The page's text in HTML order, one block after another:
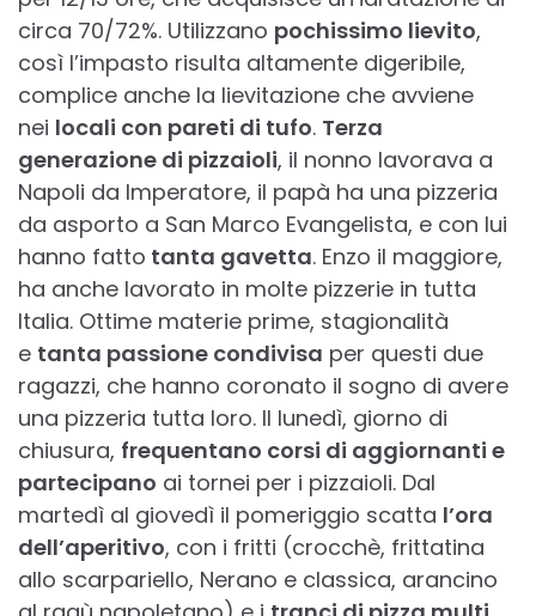
circa 70/72%. Utilizzano pochissimo lievito,
così l’impasto risulta altamente digeribile,
complice anche la lievitazione che avviene
nei locali con pareti di tufo. Terza
generazione di pizzaioli, il nonno lavorava a
Napoli da Imperatore, il papà ha una pizzeria
da asporto a San Marco Evangelista, e con lui
hanno fatto tanta gavetta. Enzo il maggiore,
ha anche lavorato in molte pizzerie in tutta
Italia. Ottime materie prime, stagionalità
e tanta passione condivisa per questi due
ragazzi, che hanno coronato il sogno di avere
una pizzeria tutta loro. Il lunedì, giorno di
chiusura, frequentano corsi di aggiornanti e
partecipano ai tornei per i pizzaioli. Dal
martedì al giovedì il pomeriggio scatta l’ora
dell’aperitivo, con i fritti (crocchè, frittatina
allo scarpariello, Nerano e classica, arancino